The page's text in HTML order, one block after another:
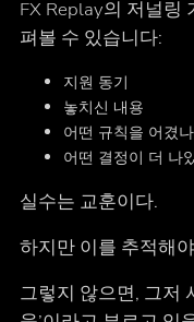
FX Replay의 저널링
펴볼 수 있습니다:
지원 동기
놓치신 내용
어떤 규칙을 어겼
어떤 결정이 더 나
실수는 교훈이다.
하지만 이를 추적해
그렇지 않으면, 그저